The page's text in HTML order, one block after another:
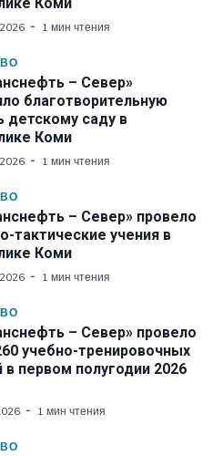
1 мин чтения
– Север»
благотворительную
саду в
Коми
1 мин чтения
– Север» провело
тактические учения в
Коми
1 мин чтения
– Север» провело
учебно-тренировочных
в первом полугодии 2026
1 мин чтения